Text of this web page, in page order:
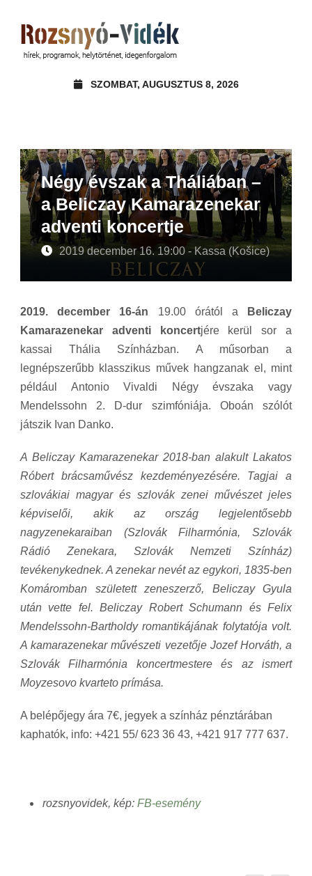
SZOMBAT, AUGUSZTUS 8, 2026
Négy évszak a Tháliában –
a Beliczay Kamarazenekar
adventi koncertje
2019 december 16. 19:00 - Kassa (Košice)
2019. december 16-án 19.00 órától a
Beliczay
Kamarazenekar adventi koncertjére kerül sor a
kassai Thália Színházban. A műsorban a
legnépszerűbb klasszikus művek hangzanak el, mint
például Antonio Vivaldi Négy évszaka vagy
Mendelssohn 2. D-dur szimfóniája. Oboán szólót
játszik Ivan Danko.
A Beliczay Kamarazenekar 2018-ban alakult Lakatos
Róbert brácsaművész kezdeményezésére. Tagjai a
szlovákiai magyar és szlovák zenei művészet jeles
képviselői, akik az ország legjelentősebb
nagyzenekaraiban (Szlovák Filharmónia, Szlovák
Rádió Zenekara, Szlovák Nemzeti Színház)
tevékenykednek. A zenekar nevét az egykori, 1835-ben
Komáromban született zeneszerző, Beliczay Gyula
után vette fel. Beliczay Robert Schumann és Felix
Mendelssohn-Bartholdy romantikájának folytatója volt.
A kamarazenekar művészeti vezetője Jozef Horváth, a
Szlovák Filharmónia koncertmestere és az ismert
Moyzesovo kvarteto prímása.
A belépőjegy ára 7€, jegyek a színház pénztárában
kaphatók, info: +421 55/ 623 36 43, +421 917 777 637.
rozsnyovidek, kép: FB-esemény